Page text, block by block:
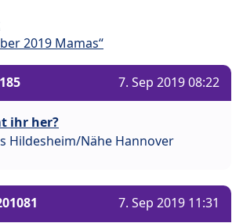
2019 Mamas“
7. Sep 2019 08:22
ihr her?
Hildesheim/Nähe Hannover
7. Sep 2019 11:31